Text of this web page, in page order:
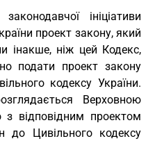
ініціативи
проект закону, який
інакше, ніж цей Кодекс,
подати проект закону
кодексу України.
Верховною
відповідним проектом
до Цивільного кодексу